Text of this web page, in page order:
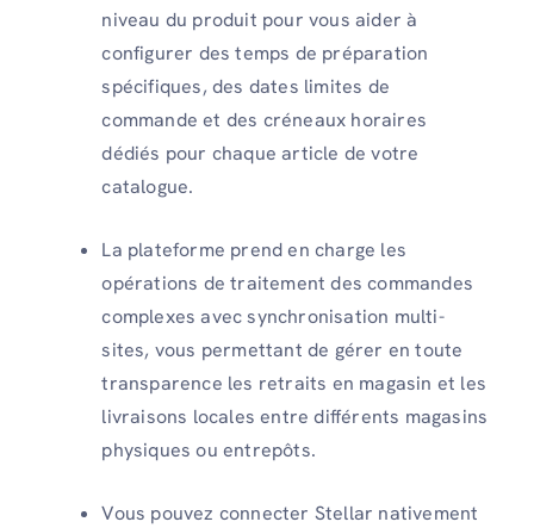
niveau du produit pour vous aider à
configurer des temps de préparation
spécifiques, des dates limites de
commande et des créneaux horaires
dédiés pour chaque article de votre
catalogue.
La plateforme prend en charge les
opérations de traitement des commandes
complexes avec synchronisation multi-
sites, vous permettant de gérer en toute
transparence les retraits en magasin et les
livraisons locales entre différents magasins
physiques ou entrepôts.
Vous pouvez connecter Stellar nativement